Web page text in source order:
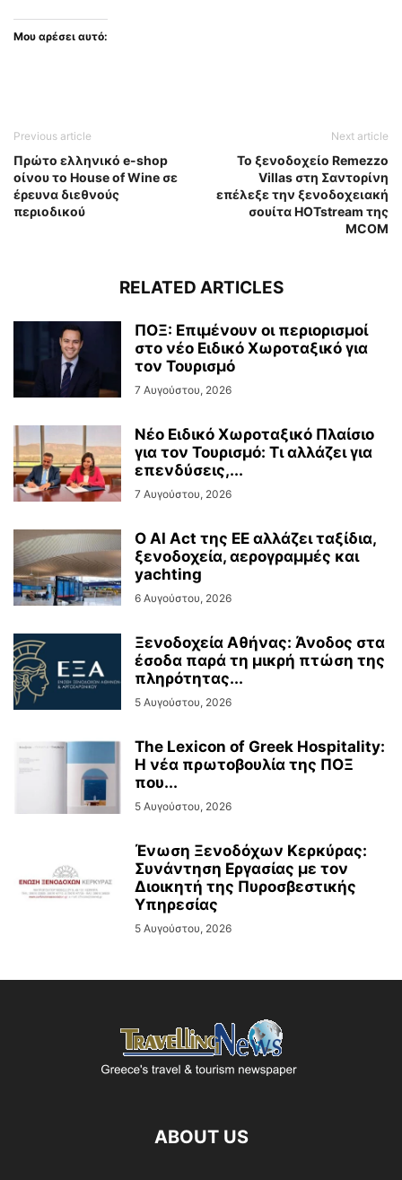
Μου αρέσει αυτό:
Previous article
Πρώτο ελληνικό e-shop
οίνου το House of Wine σε
έρευνα διεθνούς
περιοδικού
Next article
Το ξενοδοχείο Remezzo
Villas στη Σαντορίνη
επέλεξε την ξενοδοχειακή
σουίτα HOTstream της
MCOM
RELATED ARTICLES
ΠΟΞ: Επιμένουν οι περιορισμοί
στο νέο Ειδικό Χωροταξικό για
τον Τουρισμό
7 Αυγούστου, 2026
Νέο Ειδικό Χωροταξικό Πλαίσιο
για τον Τουρισμό: Τι αλλάζει για
επενδύσεις,...
7 Αυγούστου, 2026
Ο AI Act της ΕΕ αλλάζει ταξίδια,
ξενοδοχεία, αερογραμμές και
yachting
6 Αυγούστου, 2026
Ξενοδοχεία Αθήνας: Άνοδος στα
έσοδα παρά τη μικρή πτώση της
πληρότητας...
5 Αυγούστου, 2026
The Lexicon of Greek Hospitality:
Η νέα πρωτοβουλία της ΠΟΞ
που...
5 Αυγούστου, 2026
Ένωση Ξενοδόχων Κερκύρας:
Συνάντηση Εργασίας με τον
Διοικητή της Πυροσβεστικής
Υπηρεσίας
5 Αυγούστου, 2026
ABOUT US